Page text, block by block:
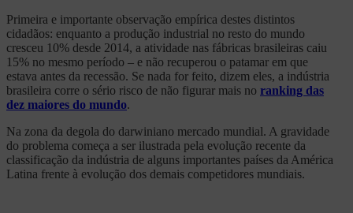
Primeira e importante observação empírica destes distintos
cidadãos: enquanto a produção industrial no resto do mundo
cresceu 10% desde 2014, a atividade nas fábricas brasileiras caiu
15% no mesmo período – e não recuperou o patamar em que
estava antes da recessão. Se nada for feito, dizem eles, a indústria
brasileira corre o sério risco de não figurar mais no ranking das
dez maiores do mundo.
Na zona da degola do darwiniano mercado mundial. A gravidade
do problema começa a ser ilustrada pela evolução recente da
classificação da indústria de alguns importantes países da América
Latina frente à evolução dos demais competidores mundiais.